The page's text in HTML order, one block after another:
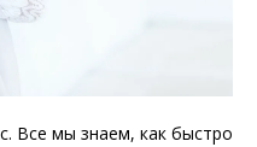
Все мы знаем, как быстро